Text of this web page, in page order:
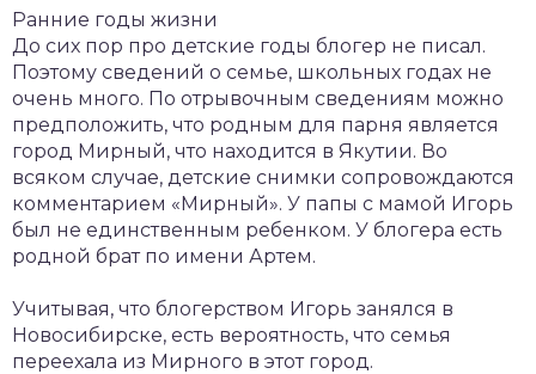
Ранние годы жизни
До сих пор про детские годы блогер не писал.
Поэтому сведений о семье, школьных годах не
очень много. По отрывочным сведениям можно
предположить, что родным для парня является
город Мирный, что находится в Якутии. Во
всяком случае, детские снимки сопровождаются
комментарием «Мирный». У папы с мамой Игорь
был не единственным ребенком. У блогера есть
родной брат по имени Артем.
Учитывая, что блогерством Игорь занялся в
Новосибирске, есть вероятность, что семья
переехала из Мирного в этот город.